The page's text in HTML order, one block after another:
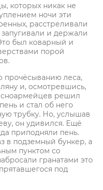
которых никак не
ночи эти
расстреливали
запугивали и держали
был коварный и
порой
прочёсыванию леса,
и, осмотревшись,
решил
и стал об него
трубку. Но, услышав
он удивился. Ещё
приподняли пень.
в подземный бункер, а
пунктом со
гранатами это
под